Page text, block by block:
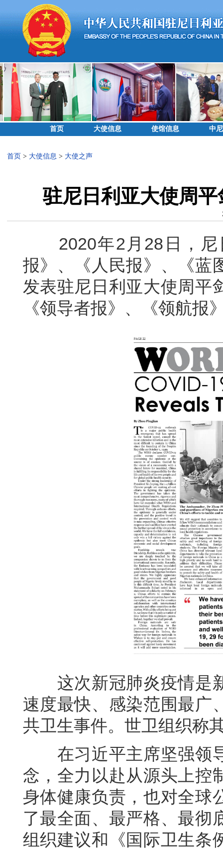
首页 大使信息 使馆信息 中
首页 > 大使信息 > 大使之声
驻尼日利亚大使周
2020年2月28日，尼
报》、《人民报》、《蓝
发表驻尼日利亚大使周平
《领导者报》、《领航报
这次新冠肺炎疫情是新
速度最快、感染范围最广
共卫生事件。世卫组织称
在习近平主席坚强领导
念，全力以赴从源头上控
身体健康负责，也对全球
了最全面、最严格、最彻
组织建议和《国际卫生条